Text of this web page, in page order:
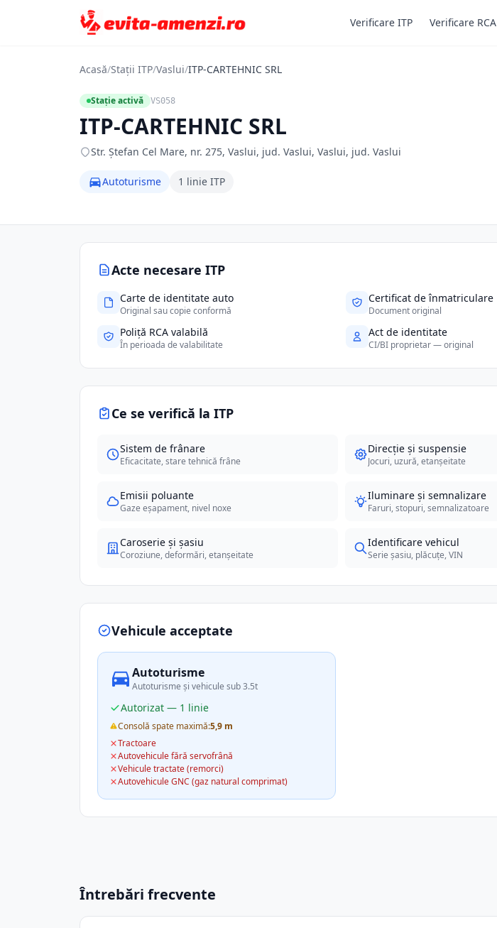
Verificare ITP Verificare RCA
Acasă/Stații ITP/Vaslui/ITP-CARTEHNIC SRL
Stație activă VS058
ITP-CARTEHNIC SRL
Str. Ştefan Cel Mare, nr. 275, Vaslui, jud. Vaslui, Vaslui, jud. Vaslui
Autoturisme 1 linie ITP
Acte necesare ITP
Carte de identitate auto
Original sau copie conformă
Certificat de înmatriculare
Document original
Poliță RCA valabilă
În perioada de valabilitate
Act de identitate
CI/BI proprietar — original
Ce se verifică la ITP
Sistem de frânare
Eficacitate, stare tehnică frâne
Direcție și suspensie
Jocuri, uzură, etanșeitate
Emisii poluante
Gaze eșapament, nivel noxe
Iluminare și semnalizare
Faruri, stopuri, semnalizatoare
Caroserie și șasiu
Coroziune, deformări, etanșeitate
Identificare vehicul
Serie șasiu, plăcuțe, VIN
Vehicule acceptate
Autoturisme
Autoturisme și vehicule sub 3.5t
Autorizat — 1 linie
Consolă spate maximă:5,9 m
Tractoare
Autovehicule fără servofrână
Vehicule tractate (remorci)
Autovehicule GNC (gaz natural comprimat)
Întrebări frecvente